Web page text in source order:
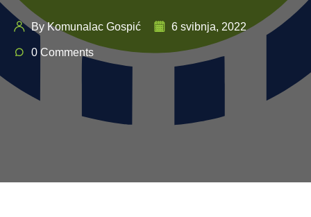
By Komunalac Gospić 6 svibnja, 2022
0 Comments